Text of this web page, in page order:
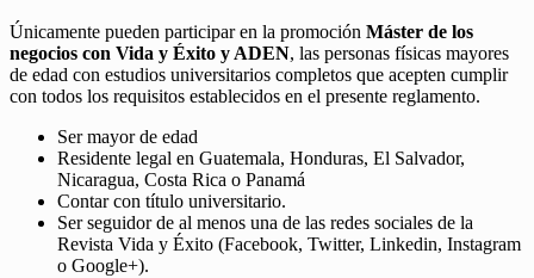
Únicamente pueden participar en la promoción Máster de los
negocios con Vida y Éxito y ADEN, las personas físicas mayores
de edad con estudios universitarios completos que acepten cumplir
con todos los requisitos establecidos en el presente reglamento.
Ser mayor de edad
Residente legal en Guatemala, Honduras, El Salvador,
Nicaragua, Costa Rica o Panamá
Contar con título universitario.
Ser seguidor de al menos una de las redes sociales de la
Revista Vida y Éxito (Facebook, Twitter, Linkedin, Instagram
o Google+).